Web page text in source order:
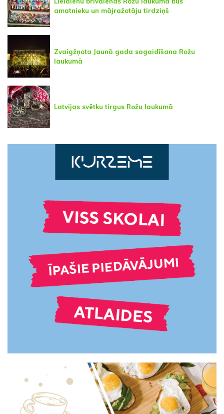
amatnieku un mājražotāju tirdziņš
Zvaigžņota Jaunā gada sagaidīšana Rožu
laukumā
Latvijas svētku tirgus Rožu laukumā